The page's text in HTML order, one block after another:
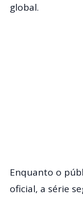
global.
Enquanto o
oficial, a série